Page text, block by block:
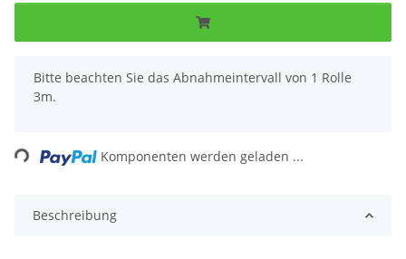
x
Bitte beachten Sie das Abnahmeintervall von 1 Rolle
3m.
Loading... Komponenten werden geladen ...
Beschreibung